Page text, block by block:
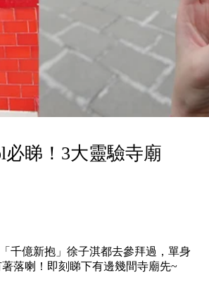
必睇！3大靈驗寺廟
千億新抱」徐子淇都去參拜過，單身
落喇！即刻睇下有邊幾間寺廟先~